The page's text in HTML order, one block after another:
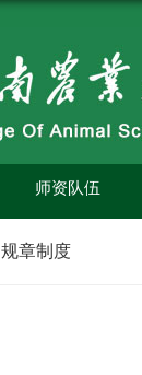
师资队伍
规章制度